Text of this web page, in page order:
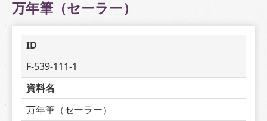
万年筆（セーラー）
ID
F-539-111-1
資料名
万年筆（セーラー）